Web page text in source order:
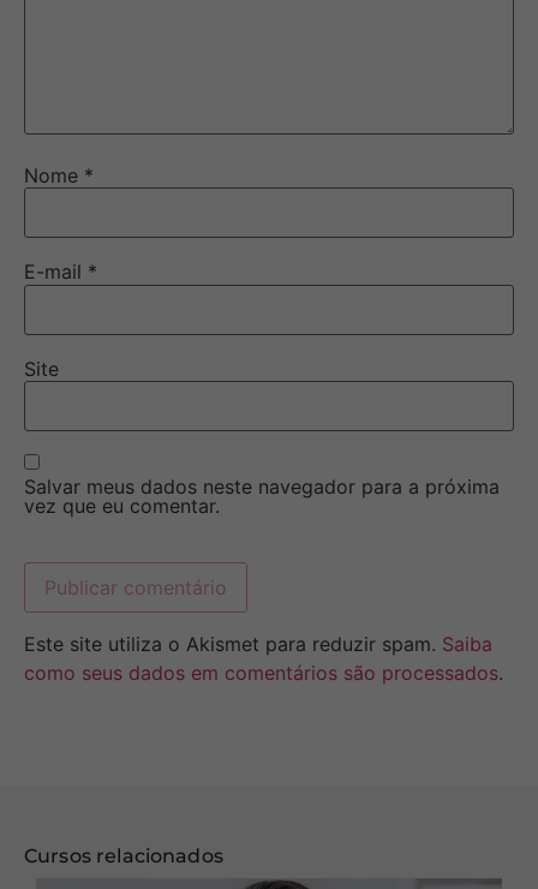
Nome *
E-mail *
Site
Salvar meus dados neste navegador para a próxima
vez que eu comentar.
Este site utiliza o Akismet para reduzir spam. Saiba
como seus dados em comentários são processados.
Cursos relacionados